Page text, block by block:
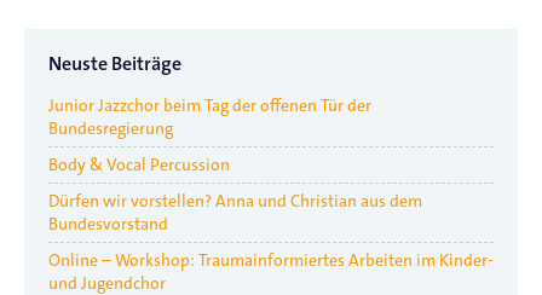
Neuste Beiträge
Junior Jazzchor beim Tag der offenen Tür der
Bundesregierung
Body & Vocal Percussion
Dürfen wir vorstellen? Anna und Christian aus dem
Bundesvorstand
Online – Workshop: Traumainformiertes Arbeiten im Kinder-
und Jugendchor